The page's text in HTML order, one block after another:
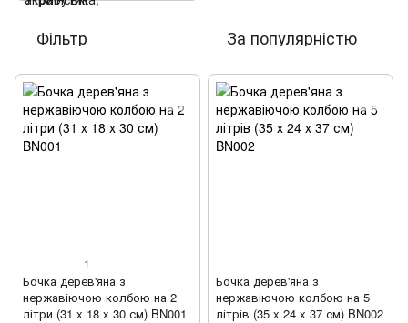
Фільтр За популярністю
1
Бочка дерев'яна з
нержавіючою колбою на 2
літри (31 x 18 x 30 см) BN001
Бочка дерев'яна з
нержавіючою колбою на 5
літрів (35 x 24 x 37 см) BN002